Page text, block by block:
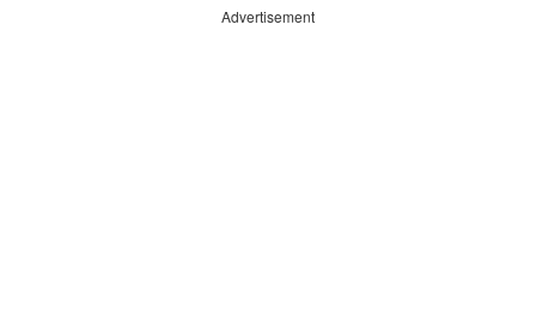
Advertisement